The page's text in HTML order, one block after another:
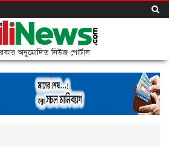
অনুমোদিত নিউজ পোর্টাল